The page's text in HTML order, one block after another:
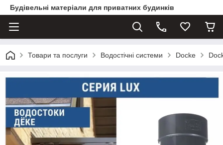
Будівельні матеріали для приватних будинків
Товари та послуги Водостічні системи Docke